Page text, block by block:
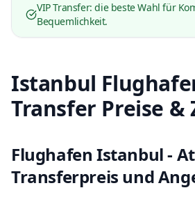
VIP Transfer: die beste Wahl für
Bequemlichkeit.
Istanbul
Transfer Preise &
Flughafen Istanbul -
Transferpreis und